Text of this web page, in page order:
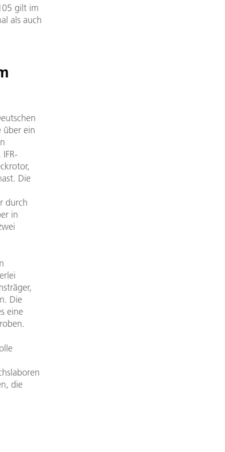
gilt im
als auch
über ein
Die
durch
in
Die
eine
die